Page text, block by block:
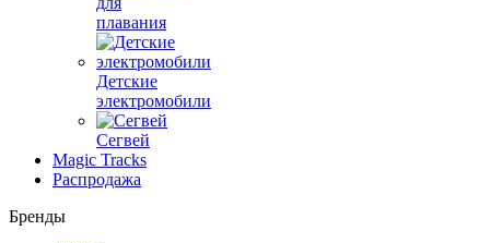
плавания
Детские
электромобили
Сегвей
Magic Tracks
Распродажа
Бренды